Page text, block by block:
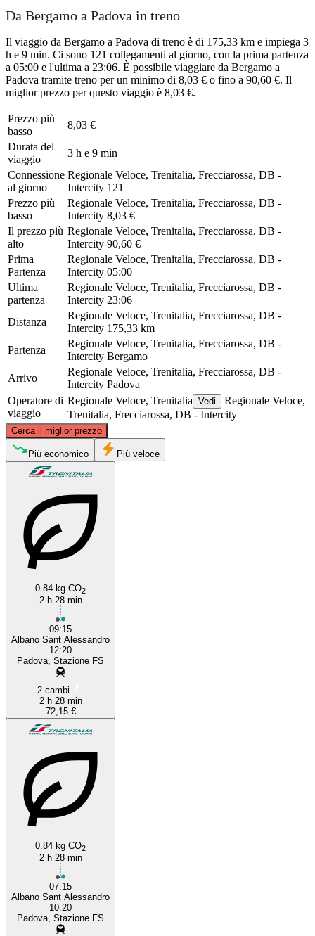
Da Bergamo a Padova in treno
Il viaggio da Bergamo a Padova di treno è di 175,33 km e impiega 3
h e 9 min. Ci sono 121 collegamenti al giorno, con la prima partenza
a 05:00 e l'ultima a 23:06. È possibile viaggiare da Bergamo a
Padova tramite treno per un minimo di 8,03 € o fino a 90,60 €. Il
miglior prezzo per questo viaggio è 8,03 €.
Prezzo più
basso
8,03 €
Durata del
viaggio
3 h e 9 min
Connessione
al giorno
Regionale Veloce, Trenitalia, Frecciarossa, DB -
Intercity 121
Prezzo più
basso
Regionale Veloce, Trenitalia, Frecciarossa, DB -
Intercity 8,03 €
Il prezzo più
alto
Regionale Veloce, Trenitalia, Frecciarossa, DB -
Intercity 90,60 €
Prima
Partenza
Regionale Veloce, Trenitalia, Frecciarossa, DB -
Intercity 05:00
Ultima
partenza
Regionale Veloce, Trenitalia, Frecciarossa, DB -
Intercity 23:06
Distanza
Regionale Veloce, Trenitalia, Frecciarossa, DB -
Intercity 175,33 km
Partenza
Regionale Veloce, Trenitalia, Frecciarossa, DB -
Intercity Bergamo
Arrivo
Regionale Veloce, Trenitalia, Frecciarossa, DB -
Intercity Padova
Operatore di
viaggio
Regionale Veloce, Trenitalia Vedi
Regionale Veloce,
Trenitalia, Frecciarossa, DB - Intercity
Cerca il miglior prezzo
Bergamo
©CARTO , ©OpenStreetMap
Più economico Più veloce
0.84 kg CO2
2 h 28 min
09:15
Albano Sant Alessandro
12:20
Padova, Stazione FS
2 cambi
2 h 28 min
72,15 €
0.84 kg CO2
2 h 28 min
07:15
Albano Sant Alessandro
10:20
Padova, Stazione FS